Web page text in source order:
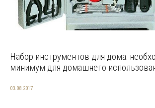
Набор инструментов для дома:
минимум для домашнего
03.08.2017